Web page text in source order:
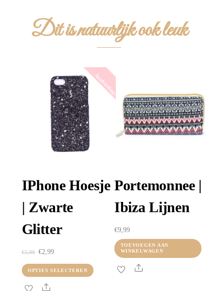
Dit is natuurlijk ook leuk
Portemonnee |
Ibiza Lijnen
€9,99
TOEVOEGEN AAN
WINKELWAGEN
Share
Aanbieding!
IPhone Hoesje
| Zwarte
Glitter
€5,99
Oorspronkelijke
prijs
was:
€2,99Huidige
prijs
is:
OPTIES SELECTEREN
Share